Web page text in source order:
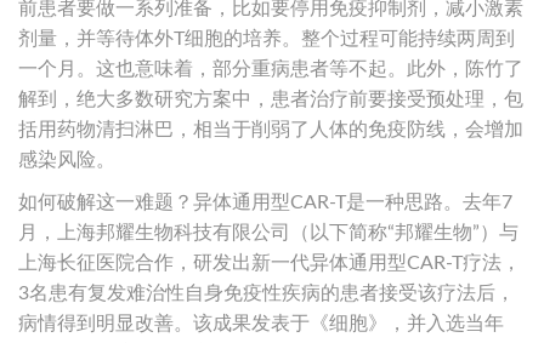
前患者要做一系列准备，比如要停用免疫抑制剂，减小激素
剂量，并等待体外T细胞的培养。整个过程可能持续两周到
一个月。这也意味着，部分重病患者等不起。此外，陈竹了
解到，绝大多数研究方案中，患者治疗前要接受预处理，包
括用药物清扫淋巴，相当于削弱了人体的免疫防线，会增加
感染风险。
如何破解这一难题？异体通用型CAR-T是一种思路。去年7
月，上海邦耀生物科技有限公司（以下简称“邦耀生物”）与
上海长征医院合作，研发出新一代异体通用型CAR-T疗法，
3名患有复发难治性自身免疫性疾病的患者接受该疗法后，
病情得到明显改善。该成果发表于《细胞》，并入选当年